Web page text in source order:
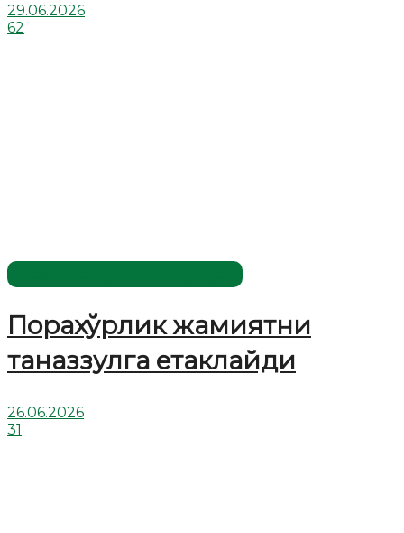
29.06.2026
62
Порахўрлик жамиятни
таназзулга етаклайди
26.06.2026
31